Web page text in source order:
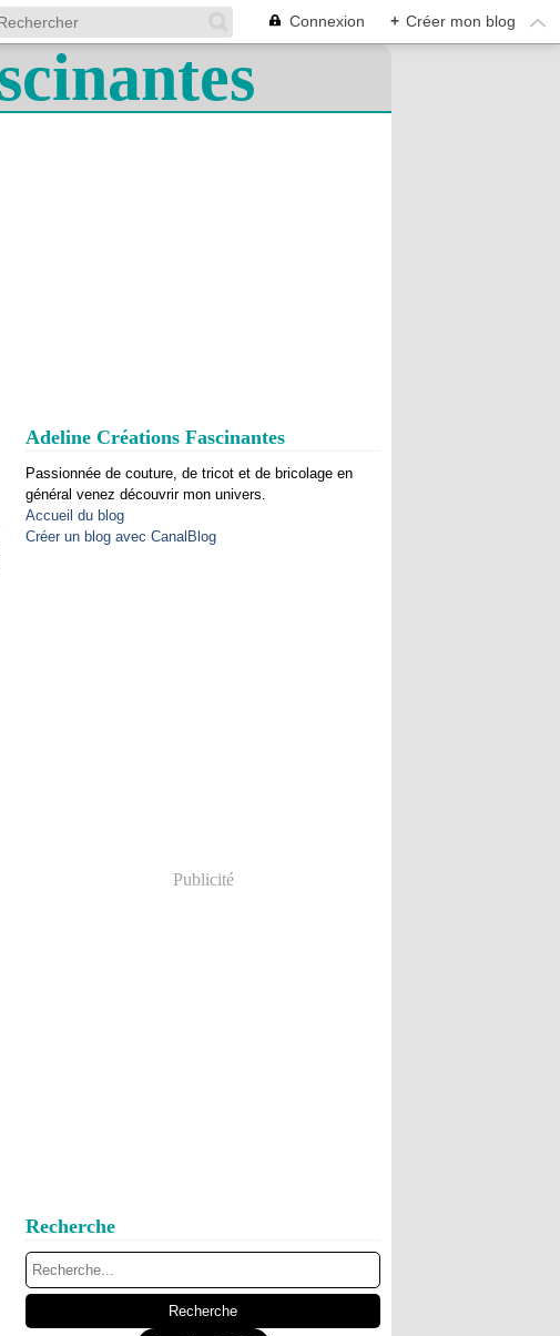
Connexion + Créer mon blog
Adeline Créations Fascinantes
Passionnée de couture, de tricot et de bricolage en
général venez découvrir mon univers.
Accueil du blog
Créer un blog avec CanalBlog
Publicité
Recherche